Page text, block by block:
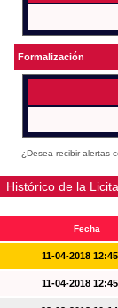
Formalización
¿Desea recibir alertas
Histórico de la
Fecha
11-04-2018
11-04-2018